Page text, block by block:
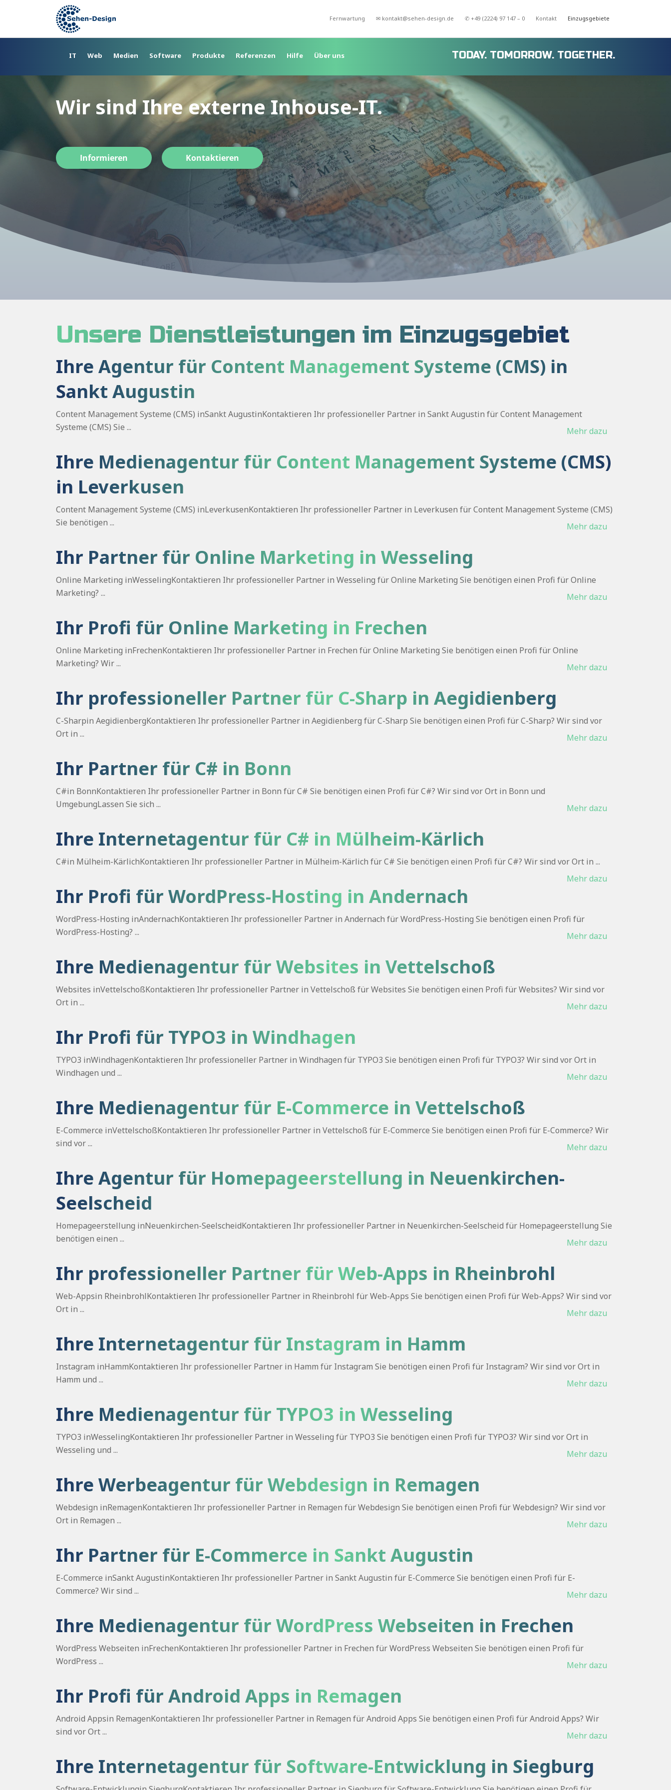
Fernwartung ✉ kontakt@sehen-design.de ✆ +49 (2224) 97 147 – 0 Kontakt Einzugsgebiete
IT Web Medien Software Produkte Referenzen Hilfe Über uns TODAY. TOMORROW. TOGETHER.
Wir sind Ihre externe Inhouse-IT.
Informieren Kontaktieren
Unsere Dienstleistungen im Einzugsgebiet
Ihre Agentur für Content Management Systeme (CMS) in
Sankt Augustin
Content Management Systeme (CMS) inSankt AugustinKontaktieren Ihr professioneller Partner in Sankt Augustin für Content Management
Systeme (CMS) Sie ...
Mehr dazu
Ihre Medienagentur für Content Management Systeme (CMS)
in Leverkusen
Content Management Systeme (CMS) inLeverkusenKontaktieren Ihr professioneller Partner in Leverkusen für Content Management Systeme (CMS)
Sie benötigen ...
Mehr dazu
Ihr Partner für Online Marketing in Wesseling
Online Marketing inWesselingKontaktieren Ihr professioneller Partner in Wesseling für Online Marketing Sie benötigen einen Profi für Online
Marketing? ...
Mehr dazu
Ihr Profi für Online Marketing in Frechen
Online Marketing inFrechenKontaktieren Ihr professioneller Partner in Frechen für Online Marketing Sie benötigen einen Profi für Online
Marketing? Wir ...
Mehr dazu
Ihr professioneller Partner für C-Sharp in Aegidienberg
C-Sharpin AegidienbergKontaktieren Ihr professioneller Partner in Aegidienberg für C-Sharp Sie benötigen einen Profi für C-Sharp? Wir sind vor
Ort in ...
Mehr dazu
Ihr Partner für C# in Bonn
C#in BonnKontaktieren Ihr professioneller Partner in Bonn für C# Sie benötigen einen Profi für C#? Wir sind vor Ort in Bonn und
UmgebungLassen Sie sich ...
Mehr dazu
Ihre Internetagentur für C# in Mülheim-Kärlich
C#in Mülheim-KärlichKontaktieren Ihr professioneller Partner in Mülheim-Kärlich für C# Sie benötigen einen Profi für C#? Wir sind vor Ort in ...
Mehr dazu
Ihr Profi für WordPress-Hosting in Andernach
WordPress-Hosting inAndernachKontaktieren Ihr professioneller Partner in Andernach für WordPress-Hosting Sie benötigen einen Profi für
WordPress-Hosting? ...
Mehr dazu
Ihre Medienagentur für Websites in Vettelschoß
Websites inVettelschoßKontaktieren Ihr professioneller Partner in Vettelschoß für Websites Sie benötigen einen Profi für Websites? Wir sind vor
Ort in ...
Mehr dazu
Ihr Profi für TYPO3 in Windhagen
TYPO3 inWindhagenKontaktieren Ihr professioneller Partner in Windhagen für TYPO3 Sie benötigen einen Profi für TYPO3? Wir sind vor Ort in
Windhagen und ...
Mehr dazu
Ihre Medienagentur für E-Commerce in Vettelschoß
E-Commerce inVettelschoßKontaktieren Ihr professioneller Partner in Vettelschoß für E-Commerce Sie benötigen einen Profi für E-Commerce? Wir
sind vor ...
Mehr dazu
Ihre Agentur für Homepageerstellung in Neuenkirchen-
Seelscheid
Homepageerstellung inNeuenkirchen-SeelscheidKontaktieren Ihr professioneller Partner in Neuenkirchen-Seelscheid für Homepageerstellung Sie
benötigen einen ...
Mehr dazu
Ihr professioneller Partner für Web-Apps in Rheinbrohl
Web-Appsin RheinbrohlKontaktieren Ihr professioneller Partner in Rheinbrohl für Web-Apps Sie benötigen einen Profi für Web-Apps? Wir sind vor
Ort in ...
Mehr dazu
Ihre Internetagentur für Instagram in Hamm
Instagram inHammKontaktieren Ihr professioneller Partner in Hamm für Instagram Sie benötigen einen Profi für Instagram? Wir sind vor Ort in
Hamm und ...
Mehr dazu
Ihre Medienagentur für TYPO3 in Wesseling
TYPO3 inWesselingKontaktieren Ihr professioneller Partner in Wesseling für TYPO3 Sie benötigen einen Profi für TYPO3? Wir sind vor Ort in
Wesseling und ...
Mehr dazu
Ihre Werbeagentur für Webdesign in Remagen
Webdesign inRemagenKontaktieren Ihr professioneller Partner in Remagen für Webdesign Sie benötigen einen Profi für Webdesign? Wir sind vor
Ort in Remagen ...
Mehr dazu
Ihr Partner für E-Commerce in Sankt Augustin
E-Commerce inSankt AugustinKontaktieren Ihr professioneller Partner in Sankt Augustin für E-Commerce Sie benötigen einen Profi für E-
Commerce? Wir sind ...
Mehr dazu
Ihre Medienagentur für WordPress Webseiten in Frechen
WordPress Webseiten inFrechenKontaktieren Ihr professioneller Partner in Frechen für WordPress Webseiten Sie benötigen einen Profi für
WordPress ...
Mehr dazu
Ihr Profi für Android Apps in Remagen
Android Appsin RemagenKontaktieren Ihr professioneller Partner in Remagen für Android Apps Sie benötigen einen Profi für Android Apps? Wir
sind vor Ort ...
Mehr dazu
Ihre Internetagentur für Software-Entwicklung in Siegburg